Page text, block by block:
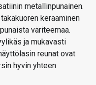
metallinpunainen.
keraaminen
väriteemaa.
ja mukavasti
reunat ovat
hyvin yhteen